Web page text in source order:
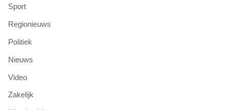
Sport
Regionieuws
Politiek
Nieuws
Video
Zakelijk